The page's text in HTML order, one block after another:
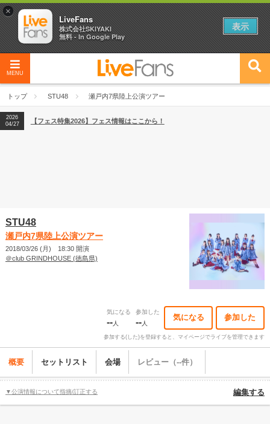
MENU
トップ STU48 瀬戸内7県陸上公演ツアー
2026
04/27
2026
【ライブ動員ランキング】2026年上半期編発表！
2026
04/27
【フェス特集2026】フェス情報はここから！
STU48
瀬戸内7県陸上公演ツアー
2018/03/26 (月) 18:30 開演
＠club GRINDHOUSE (徳島県)
気になる
--人
参加した
--人
気になる 参加した
参加する(した)を登録すると、マイページでライブを管理できます
概要 セットリスト 会場 レビュー（--件）
▼公演情報について指摘/訂正する 編集する
×
LiveFans
株式会社SKIYAKI
無料 - In Google Play
表示